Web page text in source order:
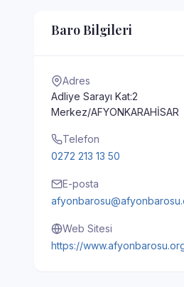
Baro Bilgileri
Adres
Adliye Sarayı Kat:2
Merkez/AFYONKARAHİSAR
Telefon
0272 213 13 50
E-posta
Web Sitesi
https://